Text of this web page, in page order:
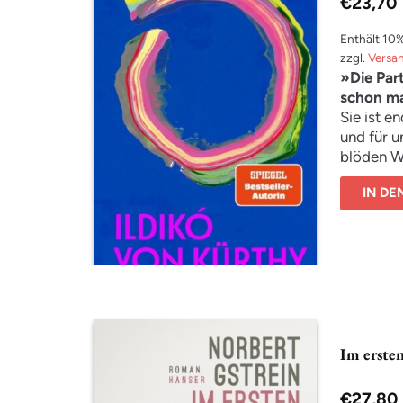
Enthält
zzgl.
»Die
schon
Sie ist
und für
blöden
nie. Frei,
sie
Aber es
IN
Im
€27,80